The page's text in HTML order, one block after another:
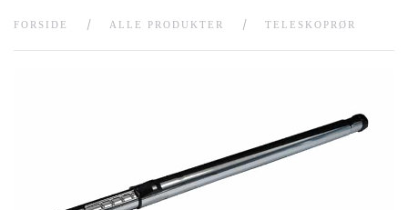
FORSIDE ALLE PRODUKTER TELESKOPRØR